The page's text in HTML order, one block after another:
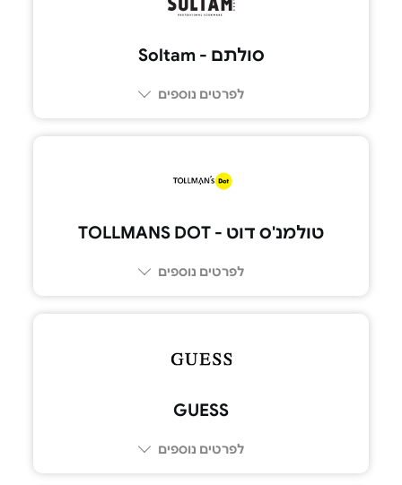
סולתם - Soltam
לפרטים נוספים
טולמנ'ס דוט - TOLLMANS DOT
לפרטים נוספים
GUESS
לפרטים נוספים